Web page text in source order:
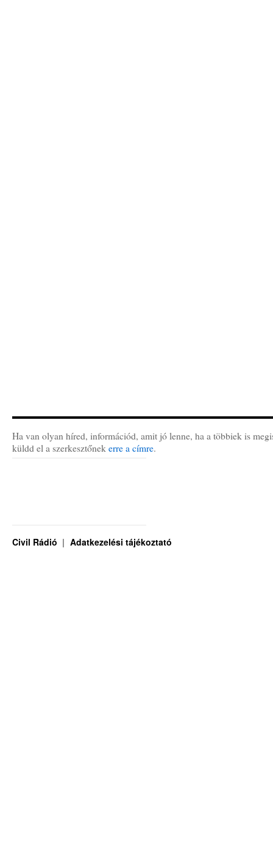
Ha van olyan híred, információd, amit jó lenne, ha a többiek is
küldd el a szerkesztőnek erre a címre.
Civil Rádió Adatkezelési tájékoztató